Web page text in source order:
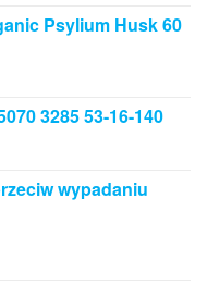
Psylium Husk 60
3285 53-16-140
wypadaniu